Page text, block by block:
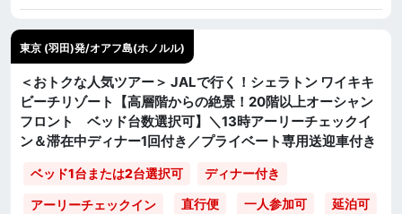
東京 (羽田)発/オアフ島(ホノルル)
＜おトクな人気ツアー＞ JALで行く！シェラトン ワイキキ
ビーチリゾート【高層階からの絶景！20階以上オーシャン
フロント ベッド台数選択可】＼13時アーリーチェックイ
ン＆滞在中ディナー1回付き／プライベート専用送迎車付き
ベッド1台または2台選択可 ディナー付き
アーリーチェックイン 直行便 一人参加可 延泊可